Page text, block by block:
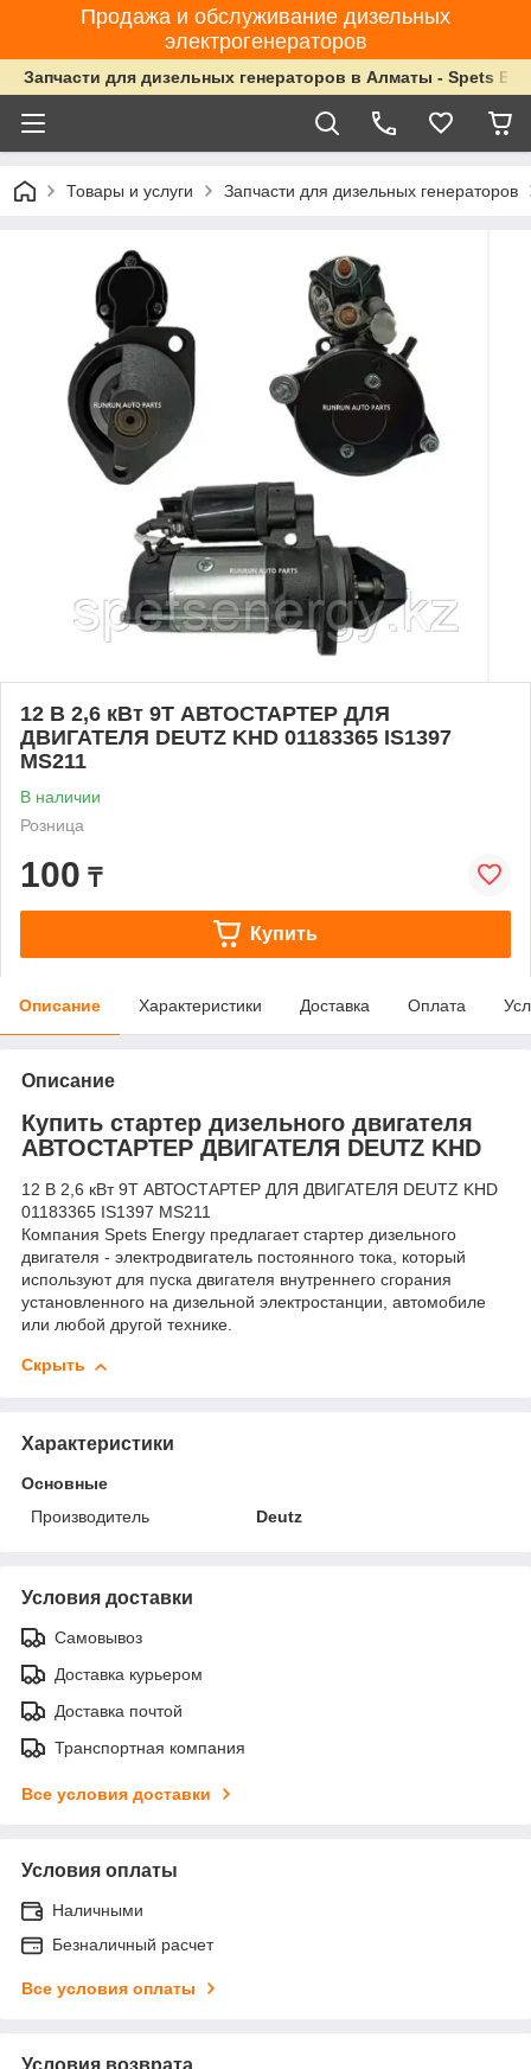
Продажа и обслуживание дизельных
электрогенераторов
Запчасти для дизельных генераторов в Алматы - Spets
Товары и услуги Запчасти для дизельных генераторов
12 В 2,6 кВт 9T АВТОСТАРТЕР ДЛЯ
ДВИГАТЕЛЯ DEUTZ KHD 01183365 IS1397
MS211
В наличии
Розница
100 ₸
Купить
Описание Характеристики Доставка Оплата
Описание
Купить стартер дизельного двигателя
АВТОСТАРТЕР ДВИГАТЕЛЯ DEUTZ KHD
12 В 2,6 кВт 9T АВТОСТАРТЕР ДЛЯ ДВИГАТЕЛЯ DEUTZ KHD
01183365 IS1397 MS211
Компания Spets Energy предлагает стартер дизельного
двигателя - электродвигатель постоянного тока, который
используют для пуска двигателя внутреннего сгорания
установленного на дизельной электростанции, автомобиле
или любой другой технике.
Скрыть
Характеристики
Основные
Производитель
Deutz
Условия доставки
Самовывоз
Доставка курьером
Доставка почтой
Транспортная компания
Все условия доставки
Условия оплаты
Наличными
Безналичный расчет
Все условия оплаты
Условия возврата